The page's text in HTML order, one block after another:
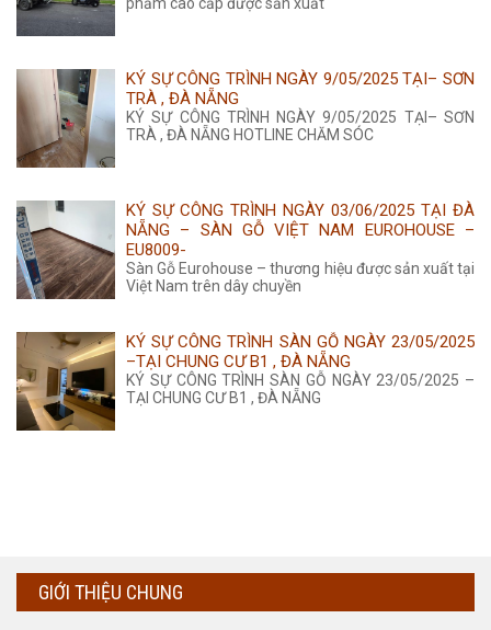
KÝ SỰ CÔNG TRÌNH NGÀY 9/05/2025 TẠI– SƠN
TRÀ , ĐÀ NẴNG
KÝ SỰ CÔNG TRÌNH NGÀY 9/05/2025 TẠI– SƠN
TRÀ , ĐÀ NẴNG HOTLINE CHĂM SÓC
KÝ SỰ CÔNG TRÌNH NGÀY 03/06/2025 TẠI ĐÀ
NẴNG – SÀN GỖ VIỆT NAM EUROHOUSE –
EU8009-
Sàn Gỗ Eurohouse – thương hiệu được sản xuất tại
Việt Nam trên dây chuyền
KÝ SỰ CÔNG TRÌNH SÀN GỖ NGÀY 23/05/2025
–TẠI CHUNG CƯ B1 , ĐÀ NẴNG
KÝ SỰ CÔNG TRÌNH SÀN GỖ NGÀY 23/05/2025 –
TẠI CHUNG CƯ B1 , ĐÀ NẴNG
GIỚI THIỆU CHUNG